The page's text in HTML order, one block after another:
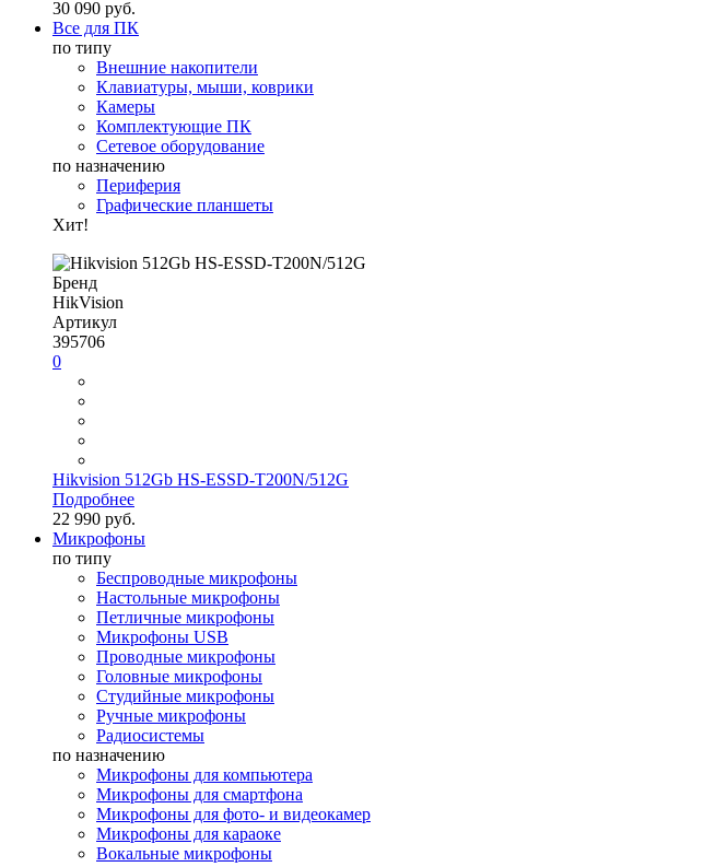
30 090 руб.
Все для ПК
по типу
Внешние накопители
Клавиатуры, мыши, коврики
Камеры
Комплектующие ПК
Сетевое оборудование
по назначению
Периферия
Графические планшеты
Хит!
Бренд
HikVision
Артикул
395706
0
Hikvision 512Gb HS-ESSD-T200N/512G
Подробнее
22 990 руб.
Микрофоны
по типу
Беспроводные микрофоны
Настольные микрофоны
Петличные микрофоны
Микрофоны USB
Проводные микрофоны
Головные микрофоны
Студийные микрофоны
Ручные микрофоны
Радиосистемы
по назначению
Микрофоны для компьютера
Микрофоны для смартфона
Микрофоны для фото- и видеокамер
Микрофоны для караоке
Вокальные микрофоны